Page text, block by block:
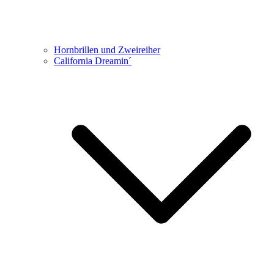
Hornbrillen und Zweireiher
California Dreamin´